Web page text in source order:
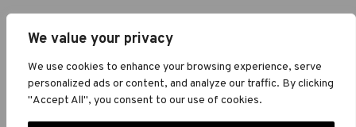
We value your privacy
We use cookies to enhance your browsing experience, serve
personalized ads or content, and analyze our traffic. By clicking
"Accept All", you consent to our use of cookies.